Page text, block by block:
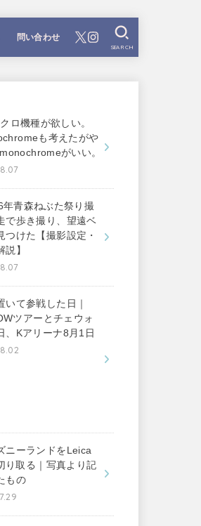
問い合わせ
SEARCH
ロ機種が欲しい。
も考えたがや
がいい。
年青森ねぶた祭り撮
で歩き撮り、望遠ベ
つけた【撮影設定・
説】
いて参戦した日｜
ツアーとチェウォ
、Kアリーナ8月1日
ニーランドをLeica
り取る｜写真より記
もの